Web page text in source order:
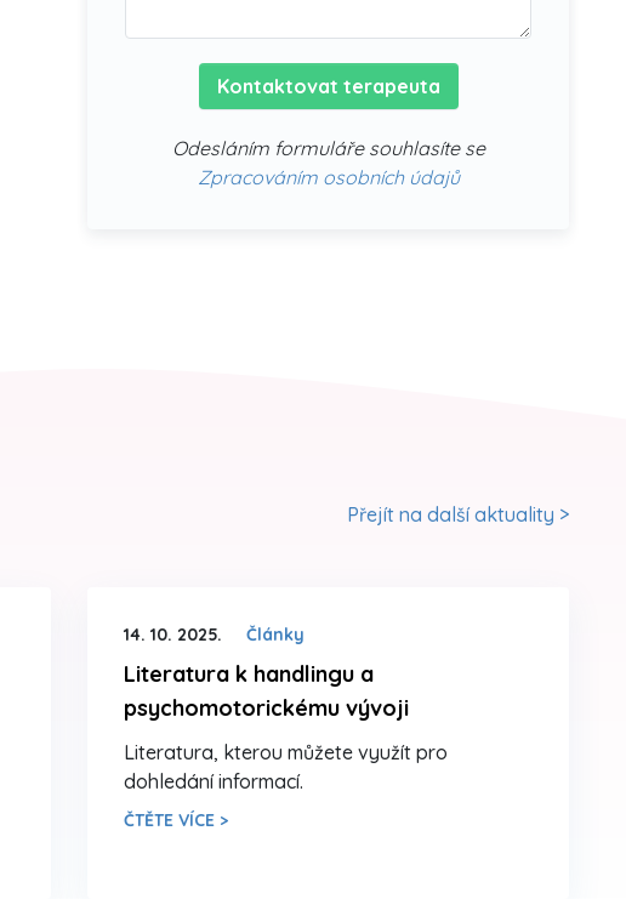
Kontaktovat terapeuta
Odesláním formuláře souhlasíte se
Zpracováním osobních údajů
Přejít na další aktuality >
14. 10. 2025. Články
Literatura k handlingu a
psychomotorickému vývoji
Literatura, kterou můžete využít pro
dohledání informací.
ČTĚTE VÍCE >